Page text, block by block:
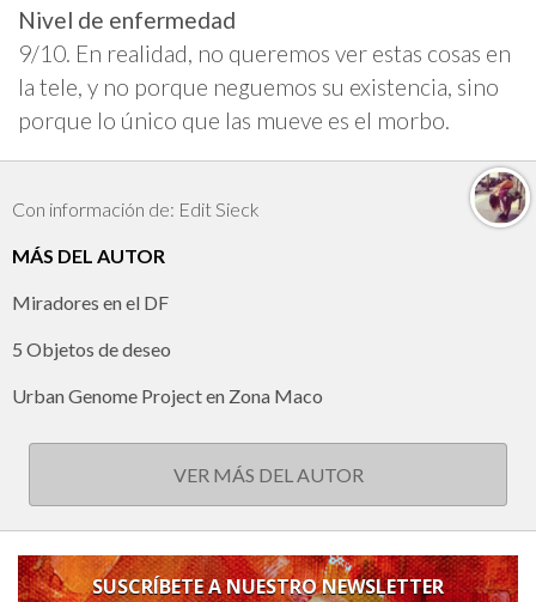
Nivel de enfermedad
9/10. En realidad, no queremos ver estas cosas en
la tele, y no porque neguemos su existencia, sino
porque lo único que las mueve es el morbo.
Con información de: Edit Sieck
MÁS DEL AUTOR
Miradores en el DF
5 Objetos de deseo
Urban Genome Project en Zona Maco
VER MÁS DEL AUTOR
SUSCRÍBETE A NUESTRO NEWSLETTER